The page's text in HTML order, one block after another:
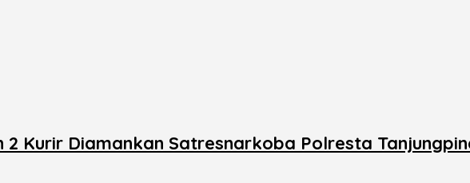
2 Kurir Diamankan Satresnarkoba Polresta